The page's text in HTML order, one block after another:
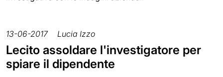
13-06-2017 Lucia Izzo
Lecito assoldare l'investigatore per
spiare il dipendente